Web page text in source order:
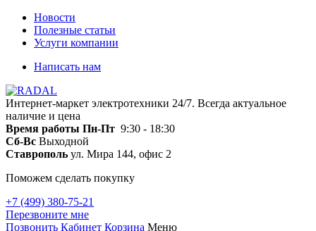
Новости
Полезные статьи
Услуги компании
Написать нам
Интернет-маркет электротехники 24/7. Всегда актуальное
наличие и цена
Время работы Пн-Пт 9:30 - 18:30
Сб-Вс Выходной
Ставрополь ул. Мира 144, офис 2
Поможем сделать покупку
+7 (499) 380-75-21
Перезвоните мне
Позвонить Кабинет Корзина Меню